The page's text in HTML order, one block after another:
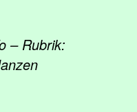
– Rubrik: